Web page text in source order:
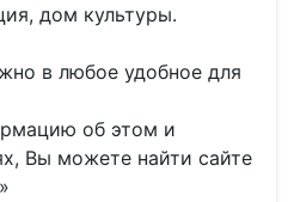
дом культуры.
в любое удобное для
об этом и
Вы можете найти сайте